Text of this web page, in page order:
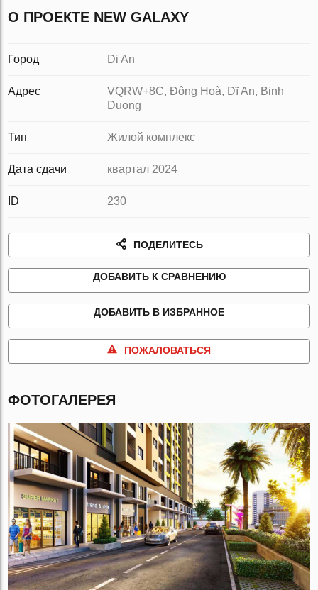
О ПРОЕКТЕ NEW GALAXY
Город Di An
Адрес
VQRW+8C, Đông Hoà, Dĩ An, Binh
Duong
Тип Жилой комплекс
Дата сдачи квартал 2024
ID 230
ПОДЕЛИТЕСЬ
ДОБАВИТЬ К СРАВНЕНИЮ
ДОБАВИТЬ В ИЗБРАННОЕ
ПОЖАЛОВАТЬСЯ
ФОТОГАЛЕРЕЯ